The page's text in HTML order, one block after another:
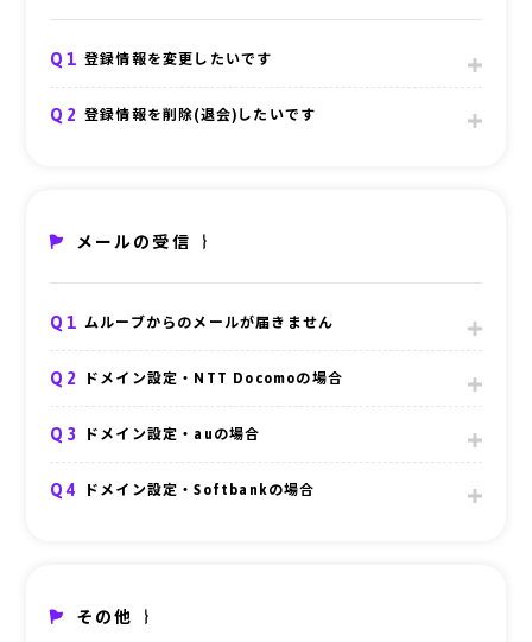
合わせ
Q1 登録情報を変更したいです
Q2 登録情報を削除(退会)したいです
メールの受信
Q1 ムルーブからのメールが届きません
Q2 ドメイン設定・NTT Docomoの場合
Q3 ドメイン設定・auの場合
Q4 ドメイン設定・Softbankの場合
その他